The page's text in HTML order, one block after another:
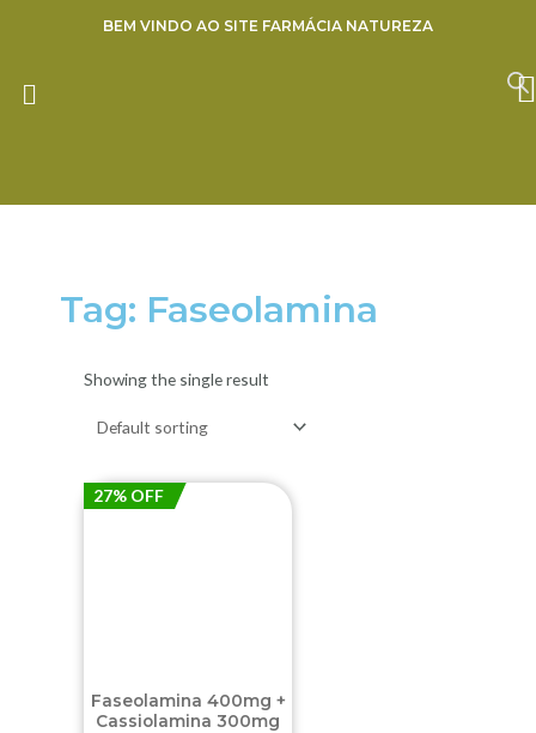
conteúdo
BEM VINDO AO SITE FARMÁCIA NATUREZA
Tag: Faseolamina
Showing the single result
27% OFF
Faseolamina 400mg +
Cassiolamina 300mg